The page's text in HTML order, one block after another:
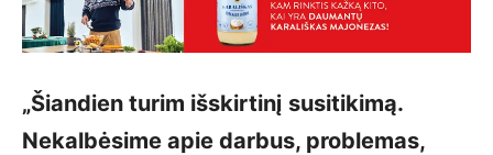
„Šiandien turim išskirtinį susitikimą.
Nekalbėsime apie darbus, problemas,